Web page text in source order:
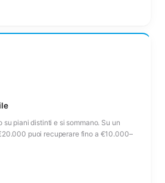
su piani distinti e si sommano. Su un
puoi recuperare fino a €10.000–